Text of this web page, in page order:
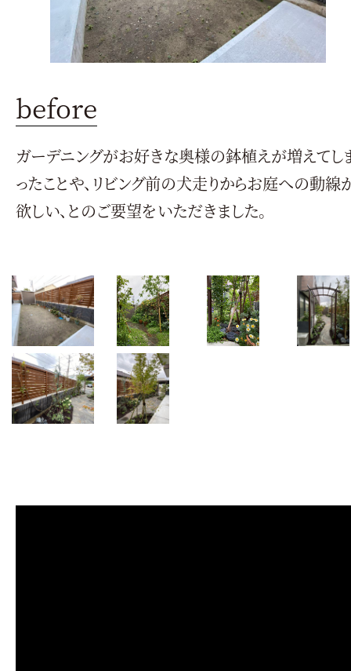
before
ガーデニングがお好きな奥様の鉢植えが増えてし
ったことや、リビング前の犬走りからお庭への動線
欲しい、とのご要望をいただきました。